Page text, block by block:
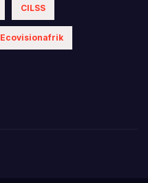
CILSS
Ecovisionafrik